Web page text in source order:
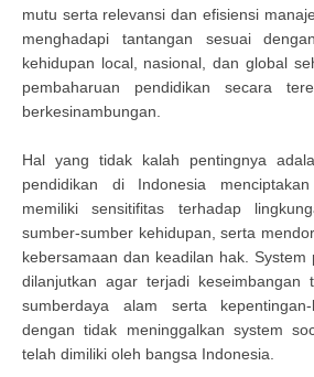
mutu serta relevansi dan efisiensi
menghadapi tantangan sesuai
kehidupan local, nasional, dan global
pembaharuan pendidikan secara
berkesinambungan.
Hal yang tidak kalah pentingnya
pendidikan di Indonesia
memiliki sensitifitas terhadap
sumber-sumber kehidupan, serta
kebersamaan dan keadilan hak. System
dilanjutkan agar terjadi keseimbangan
sumberdaya alam serta kepentingan-
dengan tidak meninggalkan system
telah dimiliki oleh bangsa Indonesia.